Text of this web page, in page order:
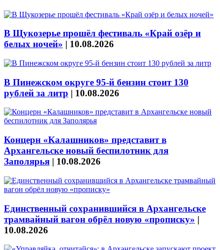
В Щукозерье прошёл фестиваль «Край озёр и
белых ночей» | 10.08.2026
В Пинежском округе 95-й бензин стоит 130
рублей за литр | 10.08.2026
Концерн «Калашников» представит в
Архангельске новый беспилотник для
Заполярья | 10.08.2026
Единственный сохранившийся в Архангельске
трамвайный вагон обрёл новую «прописку» |
10.08.2026